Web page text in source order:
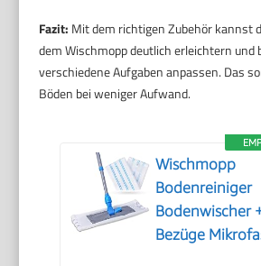
Fazit: Mit dem richtigen Zubehör kannst
dem Wischmopp deutlich erleichtern und
verschiedene Aufgaben anpassen. Das
Böden bei weniger Aufwand.
Wischmopp
Bodenreiniger
Bodenwischer
Bezüge